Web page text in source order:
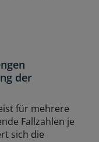
der
für mehrere
Fallzahlen je
sich die